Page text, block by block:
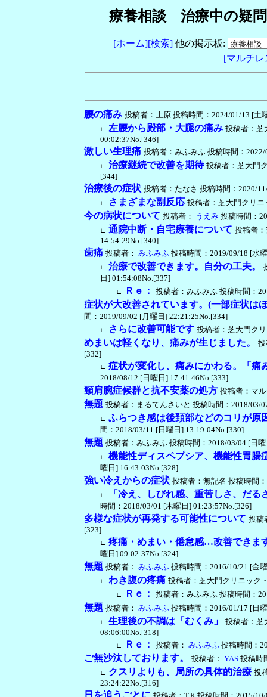
療養相談 治療中の疑
[ホーム][検索] 他の掲示板:
[マルチ
腰の痛み 投稿者：上原 投稿時間：2024/01/13 [土
∟ 左腰から殿部・大腿の痛み 投稿者：芝
00:02:37No.[346]
激しい生理痛 投稿者：みふみふ 投稿時間：
∟ 治療継続で改善を期待 投稿者：芝大門
[344]
治療後の症状 投稿者：たなさ 投稿時間：2020/
∟ さまざまな副反応 投稿者：芝大門クリ
今の病状について 投稿者： うえみ 投稿時間：
∟ 通院中断・自宅療養について 投稿者
14:54:29No.[340]
歯痛 投稿者： みふみふ 投稿時間：2019/09/18 [水
∟ 治療で改善できます。自分の工夫。
日] 01:54:08No.[337]
∟ Ｒｅ： 投稿者：みふみふ 投稿時間：
症状が大改善されています。(一部症状は
間：2019/09/02 [月曜日] 22:21:25No.[334]
∟ さらに改善可能です 投稿者：芝大門ク
めまいは軽くなり、痛みが生じました。
[332]
∟ 症状が変化し、痛みにかわる。「痛
2018/08/12 [日曜日] 17:41:46No.[333]
頸肩腕症候群と抗不安薬の処方 投稿者：マ
無題 投稿者：まるてんさいと 投稿時間：2018/03/
∟ ふらつき感は後頚部などのコリが原
間：2018/03/11 [日曜日] 13:19:04No.[330]
無題 投稿者：みふみふ 投稿時間：2018/03/04 [日
∟ 機能性ディスペプシア、機能性胃腸
曜日] 16:43:03No.[328]
強い冷えからの症状 投稿者：無記名 投稿時間
∟ 「冷え、しびれ感、重苦しさ、だ
時間：2018/03/01 [木曜日] 01:23:57No.[326]
多様な症状が再発する可能性について 投稿
[323]
∟ 疼痛・めまい・倦怠感…改善できま
曜日] 09:02:37No.[324]
無題 投稿者： みふみふ 投稿時間：2016/10/21 [金
∟ わき腹の疼痛 投稿者：芝大門クリニック
∟ Ｒｅ： 投稿者：みふみふ 投稿時間：
無題 投稿者： みふみふ 投稿時間：2016/01/17 [日
∟ 生理後の不調は「むくみ」
投稿者：芝
08:06:00No.[318]
∟ Ｒｅ： 投稿者： みふみふ 投稿時間：
ご無沙汰しております。 投稿者： YAS 投稿時
∟ クスリよりも、局所の具体的治療 投
23:24:22No.[316]
日を追うごとに